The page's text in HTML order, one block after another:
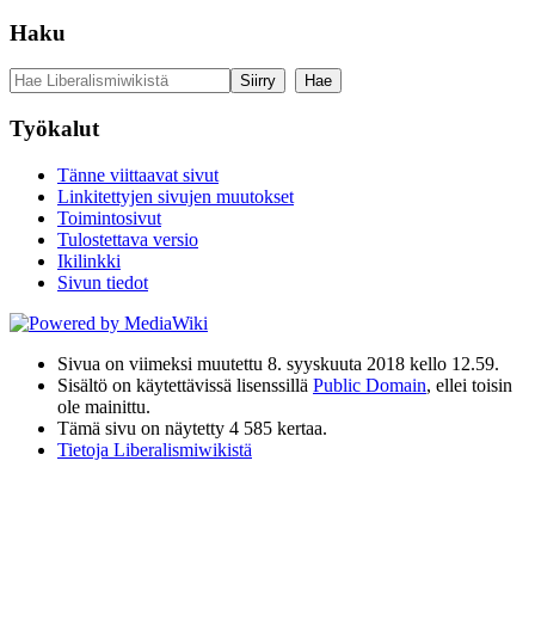
Haku
Työkalut
Tänne viittaavat sivut
Linkitettyjen sivujen muutokset
Toimintosivut
Tulostettava versio
Ikilinkki
Sivun tiedot
Sivua on viimeksi muutettu 8. syyskuuta 2018 kello 12.59.
Sisältö on käytettävissä lisenssillä Public Domain, ellei toisin
ole mainittu.
Tämä sivu on näytetty 4 585 kertaa.
Tietoja Liberalismiwikistä